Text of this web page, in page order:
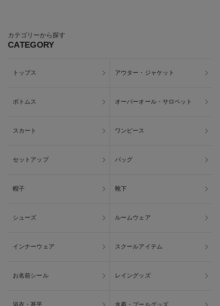
カテゴリーから探す
CATEGORY
トップス アウター・ジャケット
ボトムス オーバーオール・サロペット
スカート ワンピース
セットアップ バッグ
帽子 靴下
シューズ ルームウェア
インナーウェア スクールアイテム
お名前シール レイングッズ